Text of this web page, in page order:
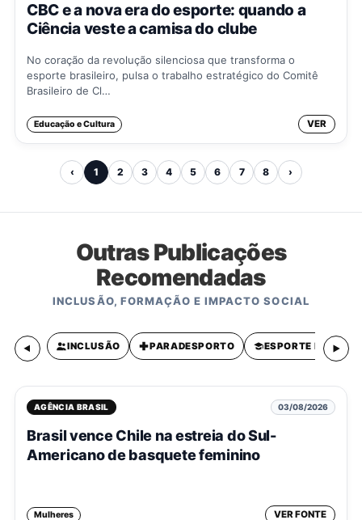
CBC e a nova era do esporte: quando a
Ciência veste a camisa do clube
No coração da revolução silenciosa que transforma o
esporte brasileiro, pulsa o trabalho estratégico do Comitê
Brasileiro de Cl…
Educação e Cultura VER
‹ 1 2 3 4 5 6 7 8 ›
Outras Publicações
Recomendadas
INCLUSÃO, FORMAÇÃO E IMPACTO SOCIAL
INCLUSÃO PARADESPORTO ESPORTE
AGÊNCIA BRASIL 03/08/2026
Brasil vence Chile na estreia do Sul-
Americano de basquete feminino
Mulheres VER FONTE